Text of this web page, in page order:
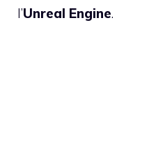
l’Unreal Engine.